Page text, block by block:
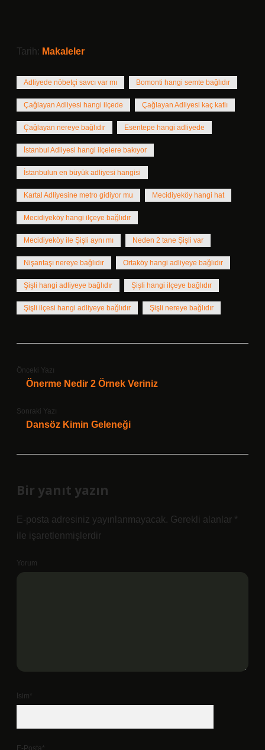
Tarih: Makaleler
Adliyede nöbetçi savcı var mı Bomonti hangi semte bağlıdır
Çağlayan Adliyesi hangi ilçede Çağlayan Adliyesi kaç katlı
Çağlayan nereye bağlıdır Esentepe hangi adliyede
İstanbul Adliyesi hangi ilçelere bakıyor
İstanbulun en büyük adliyesi hangisi
Kartal Adliyesine metro gidiyor mu Mecidiyeköy hangi hat
Mecidiyeköy hangi ilçeye bağlıdır
Mecidiyeköy ile Şişli aynı mı Neden 2 tane Şişli var
Nişantaşı nereye bağlıdır Ortaköy hangi adliyeye bağlıdır
Şişli hangi adliyeye bağlıdır Şişli hangi ilçeye bağlıdır
Şişli ilçesi hangi adliyeye bağlıdır Şişli nereye bağlıdır
Önceki Yazı
Önerme Nedir 2 Örnek Veriniz
Sonraki Yazı
Dansöz Kimin Geleneği
Bir yanıt yazın
E-posta adresiniz yayınlanmayacak. Gerekli alanlar *
ile işaretlenmişlerdir
Yorum
İsim*
E-Posta*